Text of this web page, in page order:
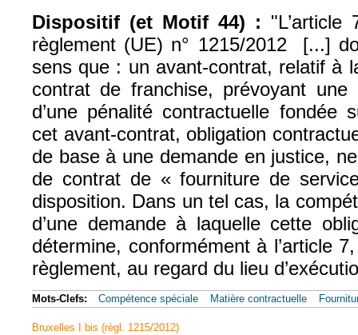
Dispositif (et Motif 44) :
règlement (UE) n° 1215/2012 [...]
sens que : un avant-contrat, relatif à
contrat de franchise, prévoyant une
d’une pénalité contractuelle fondée
cet avant-contrat, obligation
de base à une demande en justice,
de contrat de « fourniture de
disposition. Dans un tel cas, la
d’une demande à laquelle cette
détermine, conformément à l’article
règlement, au regard du lieu
Mots-Clefs: Compétence spéciale Matière contractuelle
Bruxelles I bis (règl. 1215/2012)